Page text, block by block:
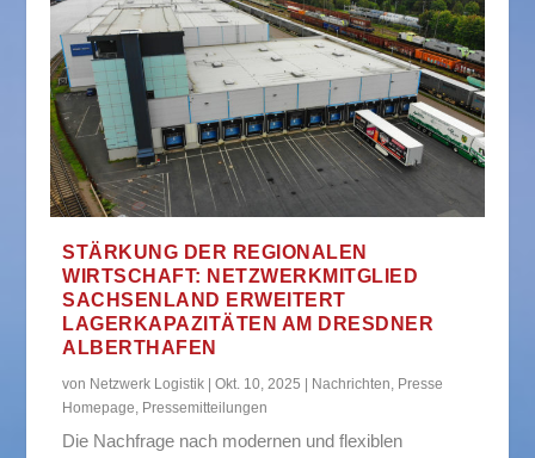
STÄRKUNG DER REGIONALEN
WIRTSCHAFT: NETZWERKMITGLIED
SACHSENLAND ERWEITERT
LAGERKAPAZITÄTEN AM DRESDNER
ALBERTHAFEN
von Netzwerk Logistik |Okt. 10, 2025 | Nachrichten Presse
Homepage Pressemitteilungen
Die Nachfrage nach modernen und flexiblen